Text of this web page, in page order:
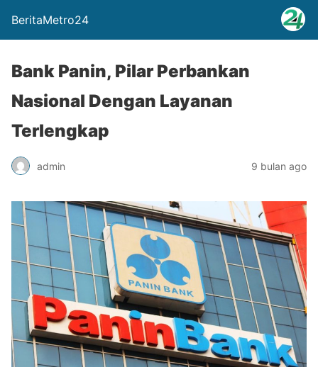
BeritaMetro24
Bank Panin, Pilar Perbankan
Nasional Dengan Layanan
Terlengkap
admin 9 bulan ago